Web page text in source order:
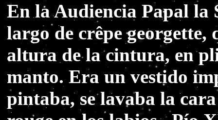
En la Audiencia Papal la
largo de crêpe georgette,
altura de la cintura, en
manto. Era un vestido
pintaba, se lavaba la